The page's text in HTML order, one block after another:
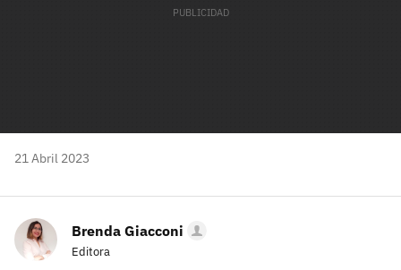
21 Abril 2023
Brenda Giacconi
Editora